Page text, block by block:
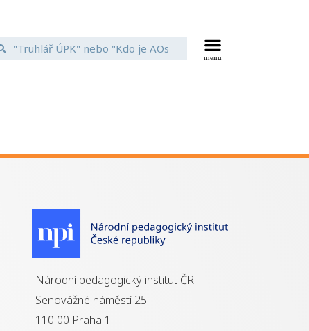
Národní pedagogický institut ČR
Senovážné náměstí 25
110 00 Praha 1